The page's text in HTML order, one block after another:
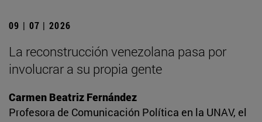
09 | 07 | 2026
La reconstrucción venezolana pasa por
involucrar a su propia gente
Carmen Beatriz Fernández
Profesora de Comunicación Política en la UNAV, el